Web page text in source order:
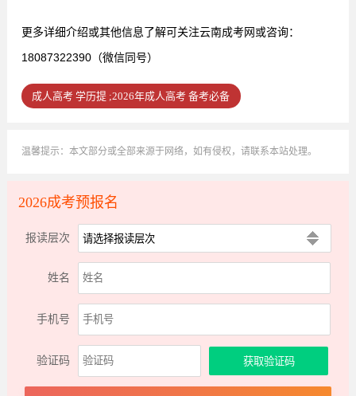
更多详细介绍或其他信息了解可关注云南成考网或咨询：
18087322390（微信同号）
成人高考 学历提 ;2026年成人高考 备考必备
温馨提示：本文部分或全部来源于网络，如有侵权，请联系本站处理。
2026成考预报名
报读层次
姓名
手机号
验证码